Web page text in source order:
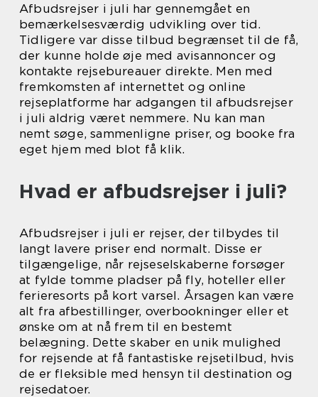
Afbudsrejser i juli har gennemgået en
bemærkelsesværdig udvikling over tid.
Tidligere var disse tilbud begrænset til de få,
der kunne holde øje med avisannoncer og
kontakte rejsebureauer direkte. Men med
fremkomsten af internettet og online
rejseplatforme har adgangen til afbudsrejser
i juli aldrig været nemmere. Nu kan man
nemt søge, sammenligne priser, og booke fra
eget hjem med blot få klik.
Hvad er afbudsrejser i juli?
Afbudsrejser i juli er rejser, der tilbydes til
langt lavere priser end normalt. Disse er
tilgængelige, når rejseselskaberne forsøger
at fylde tomme pladser på fly, hoteller eller
ferieresorts på kort varsel. Årsagen kan være
alt fra afbestillinger, overbookninger eller et
ønske om at nå frem til en bestemt
belægning. Dette skaber en unik mulighed
for rejsende at få fantastiske rejsetilbud, hvis
de er fleksible med hensyn til destination og
rejsedatoer.